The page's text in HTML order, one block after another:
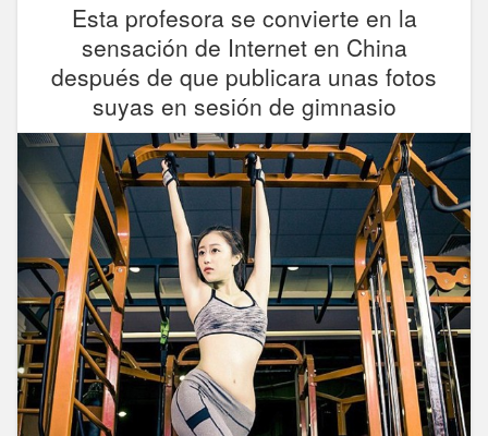
Esta profesora se convierte en la
sensación de Internet en China
después de que publicara unas fotos
suyas en sesión de gimnasio